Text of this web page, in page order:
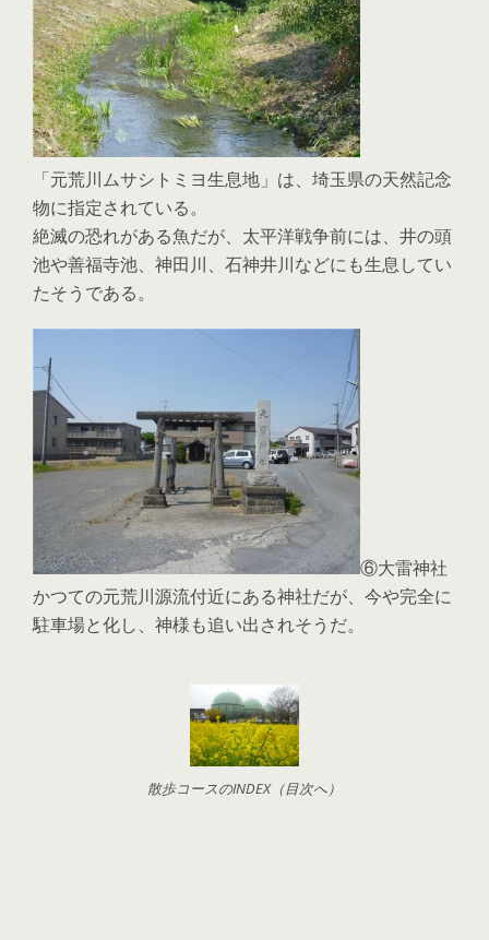
「元荒川ムサシトミヨ生息地」は、埼玉県の天然記念
物に指定されている。
絶滅の恐れがある魚だが、太平洋戦争前には、井の頭
池や善福寺池、神田川、石神井川などにも生息してい
たそうである。
⑥大雷神社
かつての元荒川源流付近にある神社だが、今や完全に
駐車場と化し、神様も追い出されそうだ。
散歩コースのINDEX（目次へ）